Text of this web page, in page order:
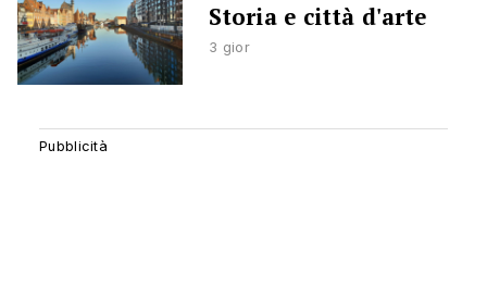
Storia e città d'arte
3 gior